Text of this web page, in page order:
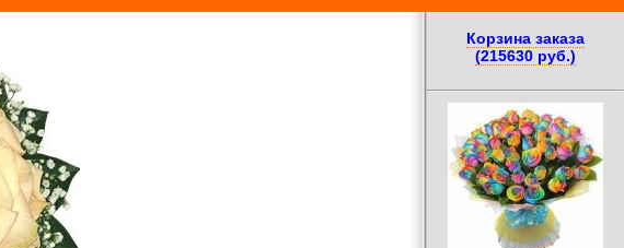
Корзина заказа
(215630 руб.)